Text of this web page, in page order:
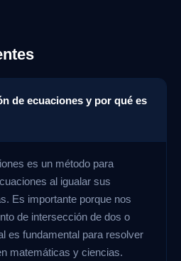
de ecuaciones y por qué es
es un método para
al igualar sus
Es importante porque nos
de intersección de dos o
es fundamental para resolver
matemáticas y ciencias.